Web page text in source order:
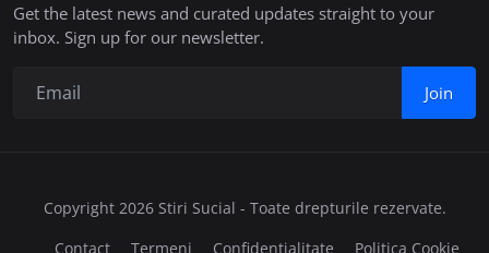
Get the latest news and curated updates straight to your
inbox. Sign up for our newsletter.
Join
Copyright 2026 Stiri Sucial - Toate drepturile rezervate.
Contact
Termeni Confidențialitate Politica Cookie